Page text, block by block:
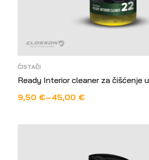
ČISTAČI
Ready Interior cleaner za čišćenje
9,50 €–45,00 €